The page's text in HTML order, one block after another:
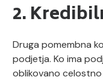
2.
Druga pomembna
podjetja. Ko ima
oblikovano